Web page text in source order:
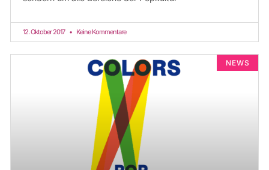
12. Oktober 2017 Keine Kommentare
NEWS